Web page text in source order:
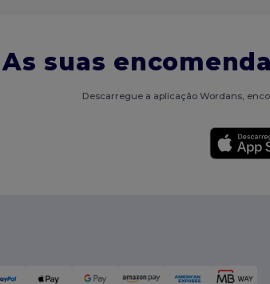
As suas
Descarregue a aplicação Wordans,